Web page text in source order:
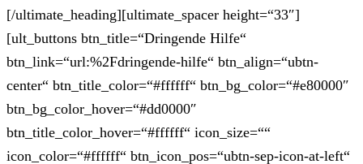
[/ultimate_heading][ultimate_spacer height=“33″]
[ult_buttons btn_title=“Dringende Hilfe“
btn_link=“url:%2Fdringende-hilfe“ btn_align=“ubtn-
center“ btn_title_color=“#ffffff“ btn_bg_color=“#e80000″
btn_bg_color_hover=“#dd0000″
btn_title_color_hover=“#ffffff“ icon_size=““
icon_color=“#ffffff“ btn_icon_pos=“ubtn-sep-icon-at-left“